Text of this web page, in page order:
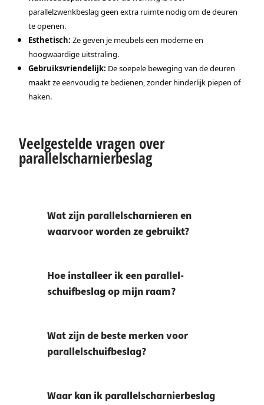
parallelzwenkbeslag geen extra ruimte nodig om de deuren
te openen.
Esthetisch: Ze geven je meubels een moderne en
hoogwaardige uitstraling.
Gebruiksvriendelijk: De soepele beweging van de deuren
maakt ze eenvoudig te bedienen, zonder hinderlijk piepen of
haken.
Veelgestelde vragen over
parallelscharnierbeslag
Wat zijn parallelscharnieren en
waarvoor worden ze gebruikt?
Hoe installeer ik een parallel-
schuifbeslag op mijn raam?
Wat zijn de beste merken voor
parallelschuifbeslag?
Waar kan ik parallelscharnierbeslag